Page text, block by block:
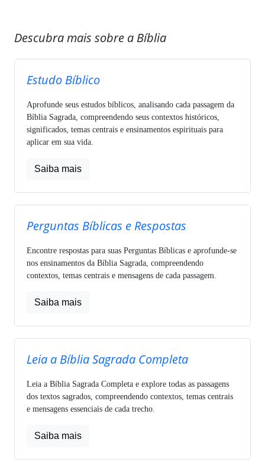
Descubra mais sobre a Bíblia
Estudo Bíblico
Aprofunde seus estudos bíblicos, analisando cada passagem da
Bíblia Sagrada, compreendendo seus contextos históricos,
significados, temas centrais e ensinamentos espirituais para
aplicar em sua vida.
Saiba mais
Perguntas Bíblicas e Respostas
Encontre respostas para suas Perguntas Bíblicas e aprofunde-se
nos ensinamentos da Bíblia Sagrada, compreendendo
contextos, temas centrais e mensagens de cada passagem.
Saiba mais
Leia a Bíblia Sagrada Completa
Leia a Bíblia Sagrada Completa e explore todas as passagens
dos textos sagrados, compreendendo contextos, temas centrais
e mensagens essenciais de cada trecho.
Saiba mais